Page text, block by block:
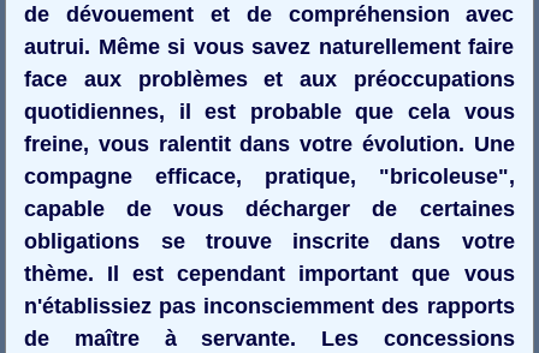
de dévouement et de compréhension avec
autrui. Même si vous savez naturellement faire
face aux problèmes et aux préoccupations
quotidiennes, il est probable que cela vous
freine, vous ralentit dans votre évolution. Une
compagne efficace, pratique, "bricoleuse",
capable de vous décharger de certaines
obligations se trouve inscrite dans votre
thème. Il est cependant important que vous
n'établissiez pas inconsciemment des rapports
de maître à servante. Les concessions